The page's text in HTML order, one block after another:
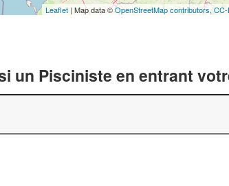
Leaflet | Map data ©OpenStreetMap contributors, CC-
un Pisciniste en entrant